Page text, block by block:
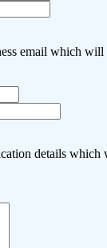
email which will
details which